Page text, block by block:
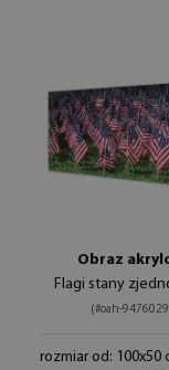
Obraz
Flagi stany
(#oah-
rozmiar od: 100x50